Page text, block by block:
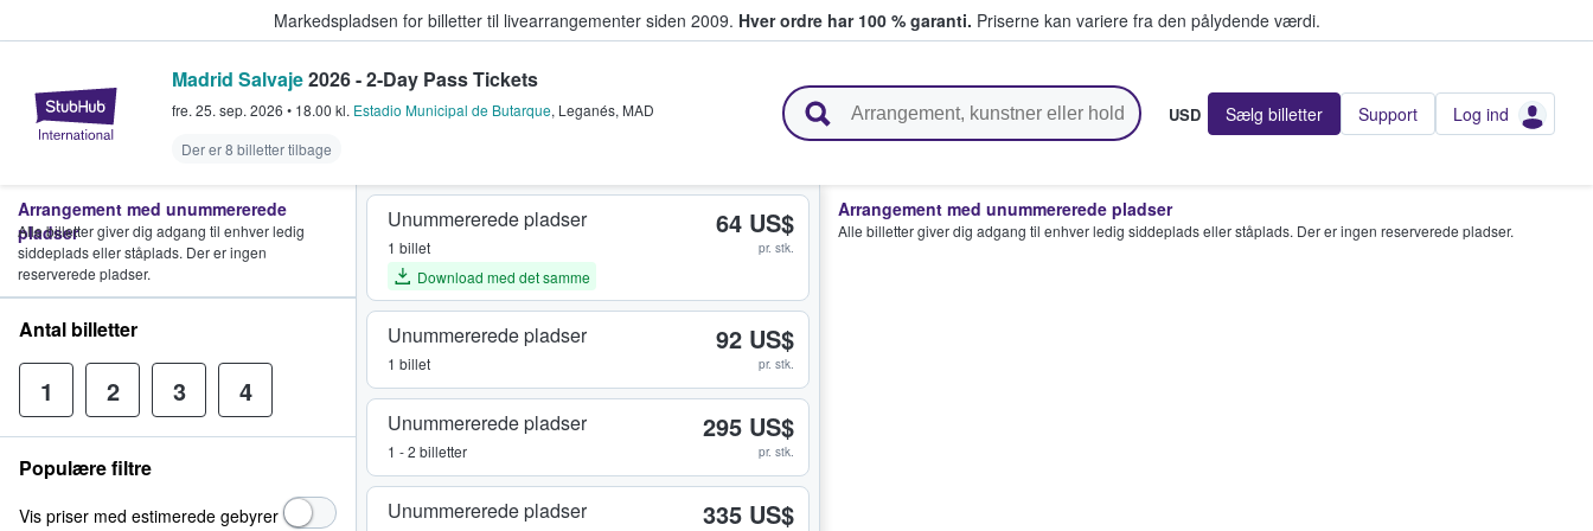
Markedspladsen for billetter til livearrangementer siden 2009. Hver ordre har 100 % garanti. Priserne kan variere fra den pålydende værdi.
StubHub - Hvor fans køber og sælger billetter
Madrid Salvaje2026 - 2-Day Pass Tickets
fre. 25. sep. 2026 • 18.00 kl. Estadio Municipal de Butarque, Leganés, MAD
Der er 8 billetter tilbage
USD Sælg billetter Support Log ind
Unummererede pladser
1 billet
Download med det samme
64 US$
pr. stk.
Unummererede pladser
1 billet
92 US$
pr. stk.
Unummererede pladser
1 - 2 billetter
295 US$
pr. stk.
Unummererede pladser 335 US$
Arrangement med unummererede pladser
Alle billetter giver dig adgang til enhver ledig siddeplads eller ståplads. Der er ingen reserverede pladser.
Arrangement med unummererede
pladser
Alle billetter giver dig adgang til enhver ledig
siddeplads eller ståplads. Der er ingen
reserverede pladser.
Antal billetter
1 2 3 4
Populære filtre
Vis priser med estimerede gebyrer